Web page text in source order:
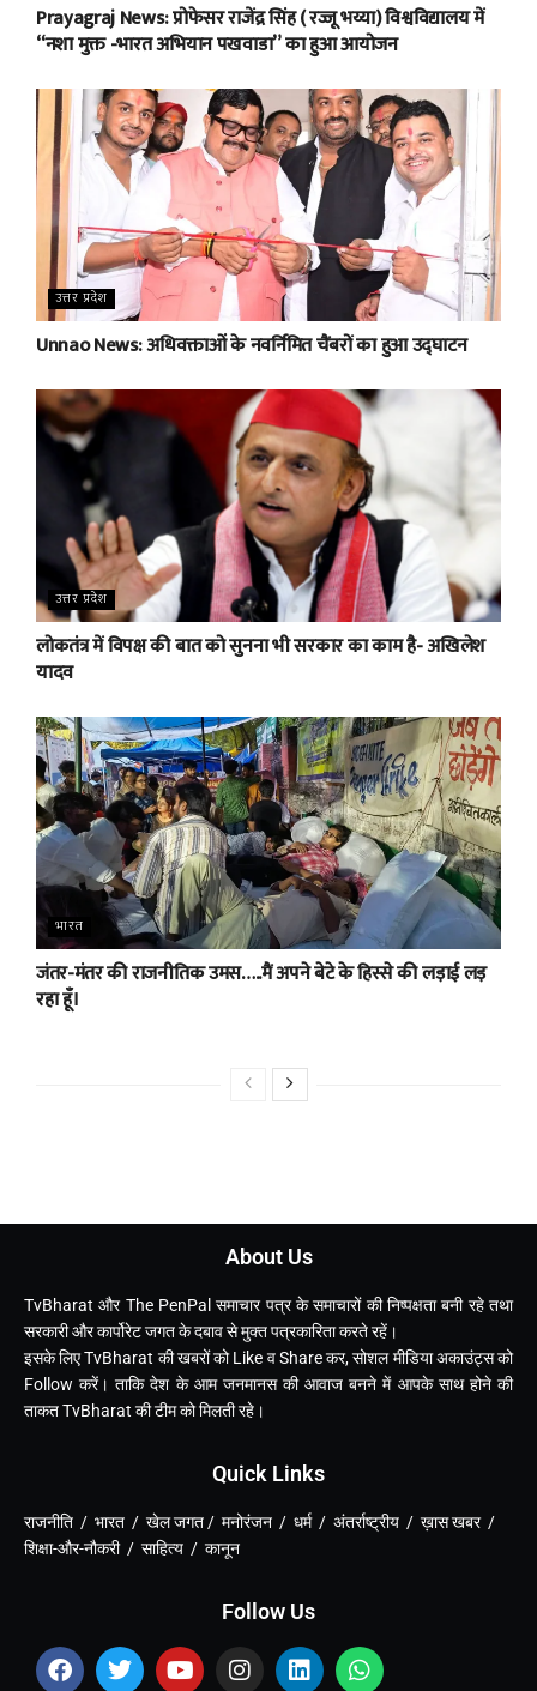
Prayagraj News: प्रोफेसर राजेंद्र सिंह ( रज्जू भय्या) विश्वविद्यालय में
“नशा मुक्त -भारत अभियान पखवाडा” का हुआ आयोजन
उत्तर प्रदेश
Unnao News: अधिवक्ताओं के नवर्निमित चैंबरों का हुआ उद्घाटन
उत्तर प्रदेश
लोकतंत्र में विपक्ष की बात को सुनना भी सरकार का काम है- अखिलेश
यादव
भारत
जंतर-मंतर की राजनीतिक उमस…..मैं अपने बेटे के हिस्से की लड़ाई लड़
रहा हूँ।
About Us
TvBharat और The PenPal समाचार पत्र के समाचारों की निष्पक्षता बनी रहे तथा
सरकारी और कार्पोरेट जगत के दबाव से मुक्त पत्रकारिता करते रहें।
इसके लिए TvBharat की खबरों को Like व Share कर, सोशल मीडिया अकाउंट्स को
Follow करें। ताकि देश के आम जनमानस की आवाज बनने में आपके साथ होने की
ताकत TvBharat की टीम को मिलती रहे।
Quick Links
राजनीति / भारत / खेल जगत / मनोरंजन / धर्म / अंतर्राष्ट्रीय / ख़ास खबर /
शिक्षा-और-नौकरी / साहित्य / कानून
Follow Us